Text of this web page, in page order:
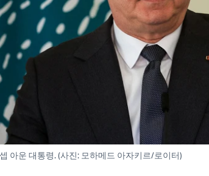
아운 대통령. (사진: 모하메드 아자키르/로이터)